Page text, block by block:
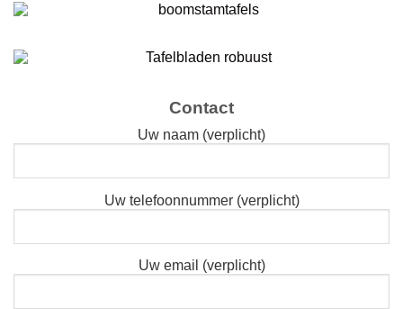
Contact
Uw naam (verplicht)
Uw telefoonnummer (verplicht)
Uw email (verplicht)